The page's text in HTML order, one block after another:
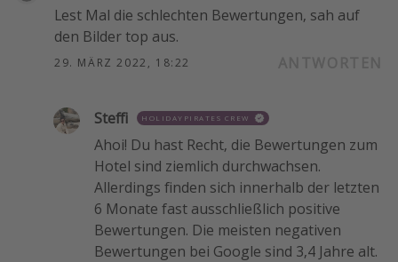
Lest Mal die schlechten Bewertungen, sah auf
den Bilder top aus.
29. MÄRZ 2022, 18:22
Steffi HOLIDAYPIRATES CREW
Ahoi! Du hast Recht, die Bewertungen zum
Hotel sind ziemlich durchwachsen.
Allerdings finden sich innerhalb der letzten
6 Monate fast ausschließlich positive
Bewertungen. Die meisten negativen
Bewertungen bei Google sind 3,4 Jahre alt.